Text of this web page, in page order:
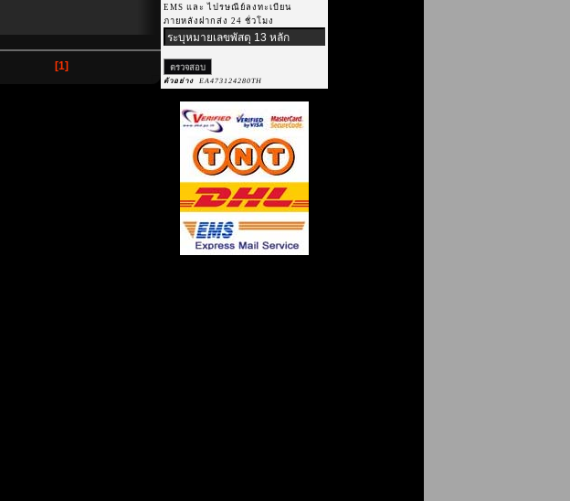
[1]
EMS และ ไปรษณีย์ลงทะเบียน
ภายหลังฝากส่ง 24 ชั่วโมง
ตัวอย่างEA473124280TH